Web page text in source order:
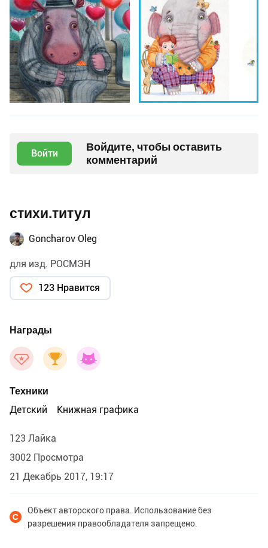
Войти
Войдите, чтобы оставить
комментарий
стихи.титул
Goncharov Oleg
для изд. РОСМЭН
123 Нравится
Награды
Техники
Детский
Книжная графика
123 Лайка
3002 Просмотра
21 Декабрь 2017, 19:17
Объект авторского права. Использование без
разрешения правообладателя запрещено.